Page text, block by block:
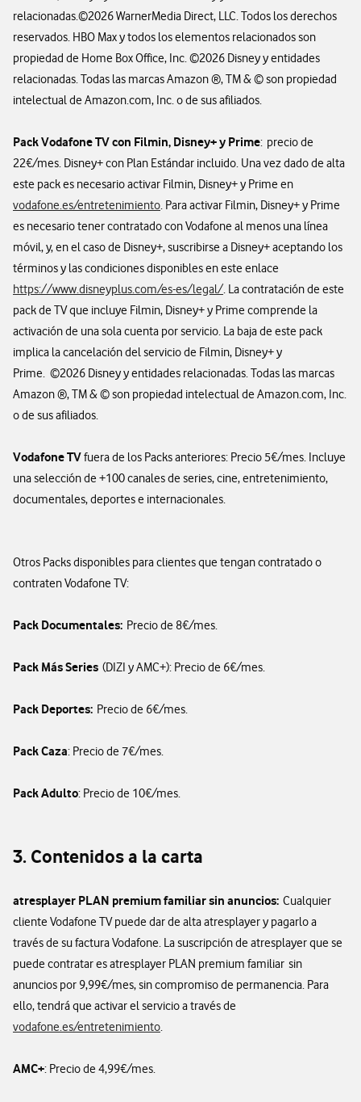
relacionadas.©2026 WarnerMedia Direct, LLC. Todos los derechos
reservados. HBO Max y todos los elementos relacionados son
propiedad de Home Box Office, Inc. ©2026 Disney y entidades
relacionadas. Todas las marcas Amazon ®, TM & © son propiedad
intelectual de Amazon.com, Inc. o de sus afiliados.
Pack Vodafone TV con Filmin, Disney+ y Prime: precio de
22€/mes. Disney+ con Plan Estándar incluido. Una vez dado de alta
este pack es necesario activar Filmin, Disney+ y Prime en
vodafone.es/entretenimiento. Para activar Filmin, Disney+ y Prime
es necesario tener contratado con Vodafone al menos una línea
móvil, y, en el caso de Disney+, suscribirse a Disney+ aceptando los
términos y las condiciones disponibles en este enlace
https://www.disneyplus.com/es-es/legal/. La contratación de este
pack de TV que incluye Filmin, Disney+ y Prime comprende la
activación de una sola cuenta por servicio. La baja de este pack
implica la cancelación del servicio de Filmin, Disney+ y
Prime. ©2026 Disney y entidades relacionadas. Todas las marcas
Amazon ®, TM & © son propiedad intelectual de Amazon.com, Inc.
o de sus afiliados.
Vodafone TVfuera de los Packs anteriores: Precio 5€/mes. Incluye
una selección de +100 canales de series, cine, entretenimiento,
documentales, deportes e internacionales.
Otros Packs disponibles para clientes que tengan contratado o
contraten Vodafone TV:
Pack Documentales: Precio de 8€/mes.
Pack Más Series (DIZI y AMC+): Precio de 6€/mes.
Pack Deportes: Precio de 6€/mes.
Pack Caza: Precio de 7€/mes.
Pack Adulto: Precio de 10€/mes.
3. Contenidos a la carta
atresplayer PLAN premium familiar sin anuncios: Cualquier
cliente Vodafone TV puede dar de alta atresplayer y pagarlo a
través de su factura Vodafone. La suscripción de atresplayer que se
puede contratar es atresplayer PLAN premium familiar sin
anuncios por 9,99€/mes, sin compromiso de permanencia. Para
ello, tendrá que activar el servicio a través de
vodafone.es/entretenimiento.
AMC+: Precio de 4,99€/mes.